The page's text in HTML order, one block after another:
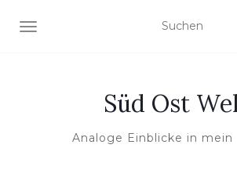
NAVIGATION UMSCHALTEN
Süd Ost
Analoge Einblicke in mein